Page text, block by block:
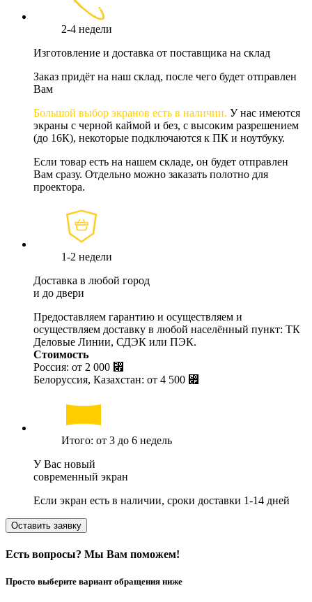
2-4 недели
Изготовление и доставка от поставщика на склад
Заказ придёт на наш склад, после чего будет отправлен
Вам
Большой выбор экранов есть в наличии. У нас имеются
экраны с черной каймой и без, с высоким разрешением
(до 16К), некоторые подключаются к ПК и ноутбуку.
Если товар есть на нашем складе, он будет отправлен
Вам сразу. Отдельно можно заказать полотно для
проектора.
1-2 недели
Доставка в любой город
и до двери
Предоставляем гарантию и осуществляем и
осуществляем доставку в любой населённый пункт: ТК
Деловые Линии, СДЭК или ПЭК.
Стоимость
Россия: от 2 000 ⃏
Белоруссия, Казахстан: от 4 500 ⃏
Итого: от 3 до 6 недель
У Вас новый
современный экран
Если экран есть в наличии, сроки доставки 1-14 дней
Оставить заявку
Есть вопросы? Мы Вам поможем!
Просто выберите вариант обращения ниже